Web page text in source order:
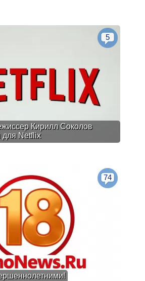
Кирилл Соколов
Netflix
5
74